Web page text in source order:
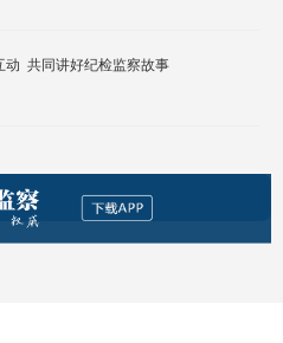
动 共同讲好纪检监察故事